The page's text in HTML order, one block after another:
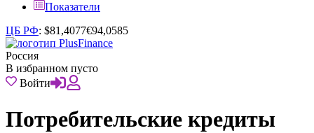
Показатели
ЦБ РФ: $81,4077€94,0585
Россия
В избранном пусто
Войти
Потребительские кредиты